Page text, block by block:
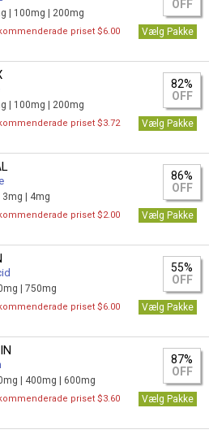
| 100mg | 200mg
OFF
priset $6.00 Vælg Pakke
| 100mg | 200mg
82%
OFF
priset $3.72 Vælg Pakke
3mg | 4mg
86%
OFF
priset $2.00 Vælg Pakke
|750mg
55%
OFF
priset $6.00 Vælg Pakke
| 400mg | 600mg
87%
OFF
priset $3.60 Vælg Pakke